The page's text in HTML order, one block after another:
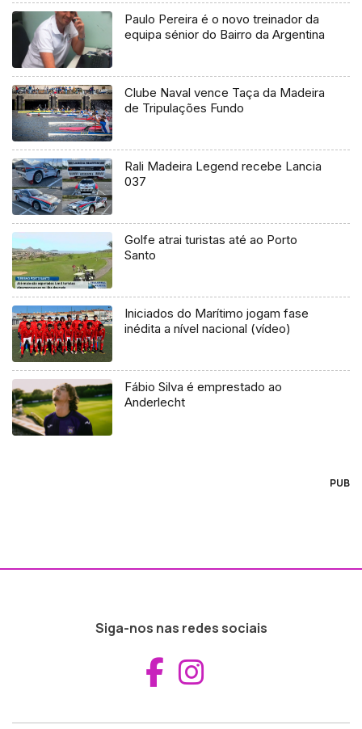
Paulo Pereira é o novo treinador da
equipa sénior do Bairro da Argentina
Clube Naval vence Taça da Madeira
de Tripulações Fundo
Rali Madeira Legend recebe Lancia
037
Golfe atrai turistas até ao Porto
Santo
Iniciados do Marítimo jogam fase
inédita a nível nacional (vídeo)
Fábio Silva é emprestado ao
Anderlecht
PUB
Siga-nos nas redes sociais
Aceder ao